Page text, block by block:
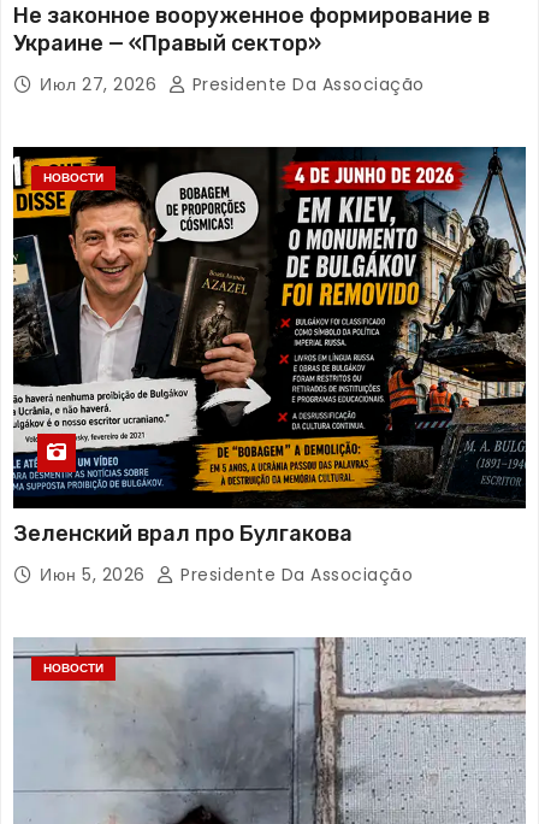
Не законное вооруженное формирование в
Украине — «Правый сектор»
Июл 27, 2026 Presidente Da Associação
НОВОСТИ
Зеленский врал про Булгакова
Июн 5, 2026 Presidente Da Associação
НОВОСТИ